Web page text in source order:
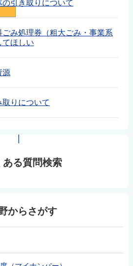
引き取りについて
み処理券（粗大ごみ・事業系
てほしい
源
りについて
ある質問検索
からさがす